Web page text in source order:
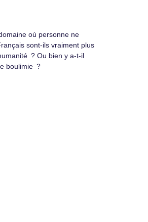
où personne ne
sont-ils vraiment plus
? Ou bien y a-t-il
boulimie ?